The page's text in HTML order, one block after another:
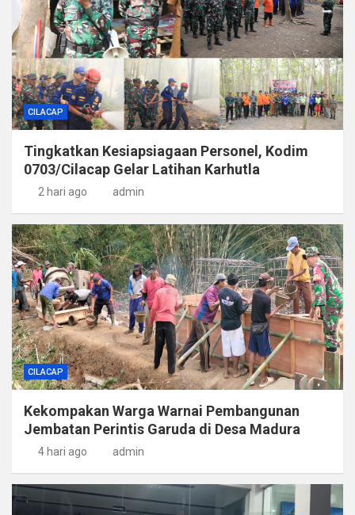
CILACAP
Tingkatkan Kesiapsiagaan Personel, Kodim
0703/Cilacap Gelar Latihan Karhutla
2 hari ago admin
CILACAP
Kekompakan Warga Warnai Pembangunan
Jembatan Perintis Garuda di Desa Madura
4 hari ago admin